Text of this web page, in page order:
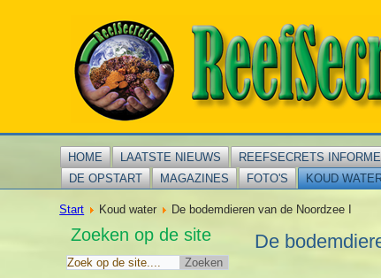
HOME LAATSTE NIEUWS REEFSECRETS
DE OPSTART
MAGAZINES FOTO'S KOUD
Start Koud water De bodemdieren van de Noordzee I
Zoeken op de site De